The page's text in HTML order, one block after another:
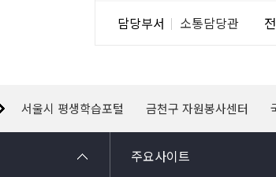
담당부서 소통담당관
서울시 평생학습포털 금천구 자원봉사센터
주요사이트